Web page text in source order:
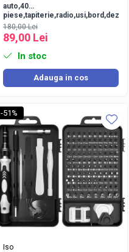
auto,40
conectori - Albastru
180,00 Lei
89,00 Lei
In stoc
Adauga in cos
-51%
Iso